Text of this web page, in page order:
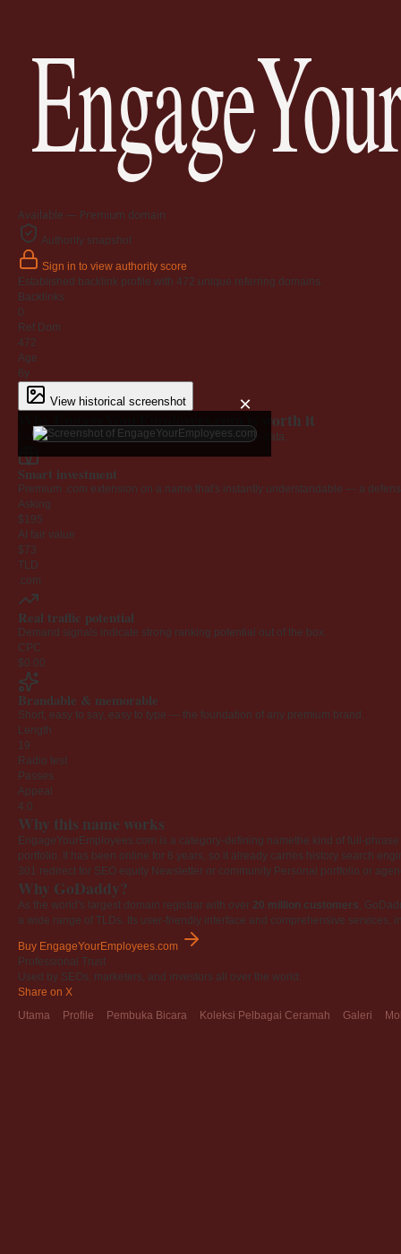
Available — Premium domain
Authority snapshot
Sign in to view authority score
Established backlink profile with 472 unique referring domains.
Backlinks
0
Ref Dom
472
Age
6y
View historical screenshot ×
Why EngageYourEmployees.com is worth it
Every claim below is backed by verified third-party data.
Smart investment
Premium .com extension on a name that's instantly understandable — a
Asking
$195
AI fair value
$73
TLD
.com
Real traffic potential
Demand signals indicate strong ranking potential out of the box.
CPC
$0.00
Brandable & memorable
Short, easy to say, easy to type — the foundation of any premium brand.
Length
19
Radio test
Passes
Appeal
4.0
Why this name works
EngageYourEmployees.com is a category-defining namethe kind of full-
portfolio. It has been online for 6 years, so it already carries history search
301 redirect for SEO equity Newsletter or community Personal portfolio or
Why GoDaddy?
As the world's largest domain registrar with over 20 million customers,
a wide range of TLDs. Its user-friendly interface and comprehensive
Buy EngageYourEmployees.com
Professional Trust
Used by SEOs, marketers, and investors all over the world.
Share on X
Utama
Profile Pembuka Bicara Koleksi Pelbagai Ceramah Galeri